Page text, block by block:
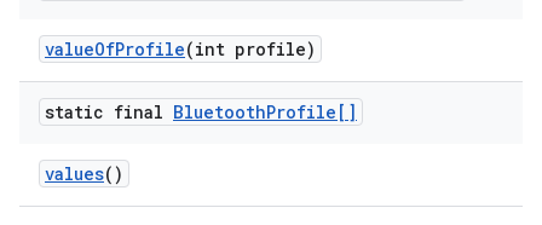
valueOfProfile(int profile)
static final BluetoothProfile[]
values()